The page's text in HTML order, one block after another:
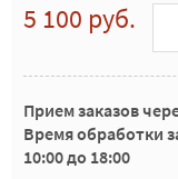
5 100 руб.
Прием заказов
Время обработки
10:00 до 18:00